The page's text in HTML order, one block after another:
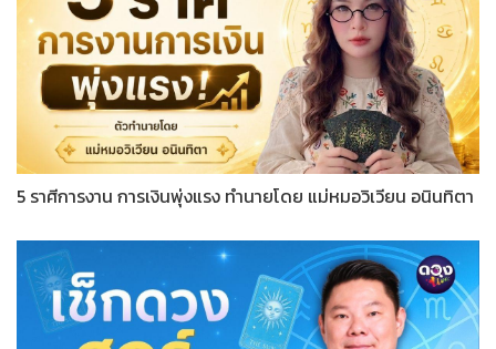
5 ราศีการงาน การเงินพุ่งแรง ทำนายโดย แม่หมอวิเวียน อนินทิตา